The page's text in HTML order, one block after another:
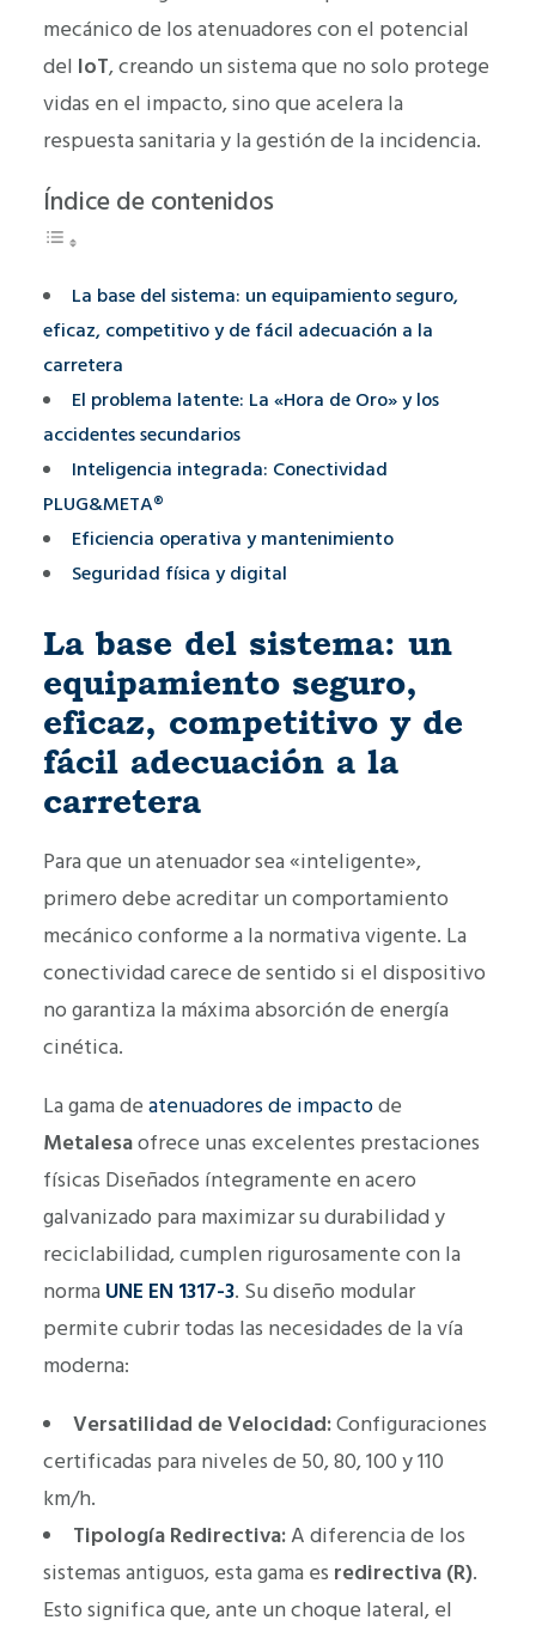
mecánico de los atenuadores con el potencial
del IoT, creando un sistema que no solo protege
vidas en el impacto, sino que acelera la
respuesta sanitaria y la gestión de la incidencia.
Índice de contenidos
La base del sistema: un equipamiento seguro,
eficaz, competitivo y de fácil adecuación a la
carretera
El problema latente: La «Hora de Oro» y los
accidentes secundarios
Inteligencia integrada: Conectividad
PLUG&META®
Eficiencia operativa y mantenimiento
Seguridad física y digital
La base del sistema: un
equipamiento seguro,
eficaz, competitivo y de
fácil adecuación a la
carretera
Para que un atenuador sea «inteligente»,
primero debe acreditar un comportamiento
mecánico conforme a la normativa vigente. La
conectividad carece de sentido si el dispositivo
no garantiza la máxima absorción de energía
cinética.
La gama de atenuadores de impactode
Metalesaofrece unas excelentes prestaciones
físicas Diseñados íntegramente en acero
galvanizado para maximizar su durabilidad y
reciclabilidad, cumplen rigurosamente con la
norma UNE EN 1317-3. Su diseño modular
permite cubrir todas las necesidades de la vía
moderna:
Versatilidad de Velocidad:Configuraciones
certificadas para niveles de 50, 80, 100 y 110
km/h.
Tipología Redirectiva:A diferencia de los
sistemas antiguos, esta gama es redirectiva (R).
Esto significa que, ante un choque lateral, el